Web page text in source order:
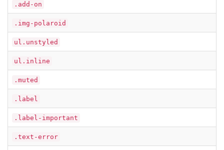
.add-on
.img-polaroid
ul.unstyled
ul.inline
.muted
.label
.label-important
.text-error